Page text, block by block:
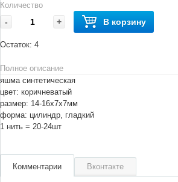
Количество
- + В корзину
Остаток: 4
Полное описание
яшма синтетическая
цвет: коричневатый
размер: 14-16х7х7мм
форма: цилиндр, гладкий
1 нить = 20-24шт
Комментарии Вконтакте